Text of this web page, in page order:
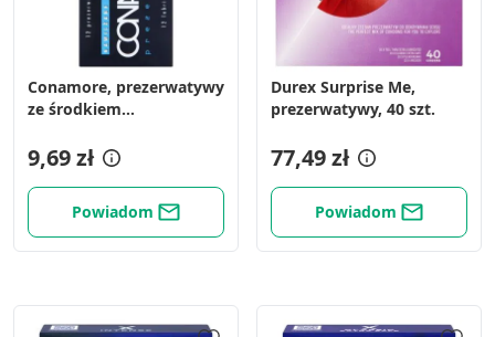
Conamore, prezerwatywy
ze środkiem
9,69 zł
Powiadom
Durex Surprise Me,
prezerwatywy, 40 szt.
77,49 zł
Powiadom